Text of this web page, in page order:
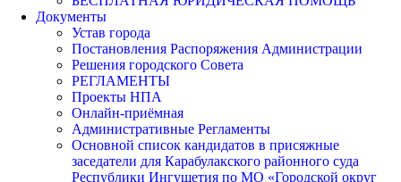
Документы
Устав города
Постановления Распоряжения Администрации
Решения городского Совета
РЕГЛАМЕНТЫ
Проекты НПА
Онлайн-приёмная
Административные Регламенты
Основной список кандидатов в присяжные
заседатели для Карабулакского районного суда
Республики Ингушетия по МО «Городской округ